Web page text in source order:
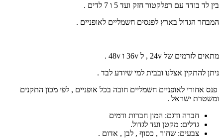
בין לד בודד עם רפלקטור חזק ועד 5 ו 7 לדים .
המבחר הגדול בארץ לפנסים חשמליים לאופניים .
מתאים לזרמים של 24v , ל 36v ו 48v .
ניתן להתקין אצלנו ובבית למי שיודע לבד .
פנס אחורי לאופניים חשמליים חובה בכל אופניים , לפי מכון התקנים
ומשטרת ישראל .
חברה ודגם: המון חברות ודמים
גדלים: מקטן ועד לגדול.
צבעים: שחור , כסוף , לבן , אדום .